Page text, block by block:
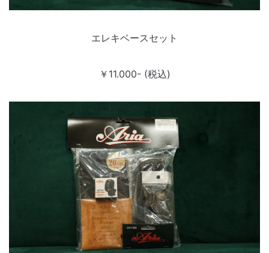
エレキベースセット
￥11.000- (税込)